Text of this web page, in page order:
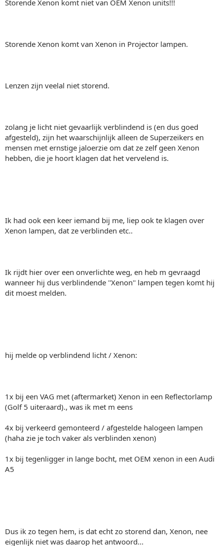
Storende Xenon komt niet van OEM Xenon units!!!
Storende Xenon komt van Xenon in Projector lampen.
Lenzen zijn veelal niet storend.
zolang je licht niet gevaarlijk verblindend is (en dus goed
afgesteld), zijn het waarschijnlijk alleen de Superzeikers en
mensen met ernstige jaloerzie om dat ze zelf geen Xenon
hebben, die je hoort klagen dat het vervelend is.
Ik had ook een keer iemand bij me, liep ook te klagen over
Xenon lampen, dat ze verblinden etc..
Ik rijdt hier over een onverlichte weg, en heb m gevraagd
wanneer hij dus verblindende ''Xenon'' lampen tegen komt hij
dit moest melden.
hij melde op verblindend licht / Xenon:
1x bij een VAG met (aftermarket) Xenon in een Reflectorlamp
(Golf 5 uiteraard)., was ik met m eens
4x bij verkeerd gemonteerd / afgestelde halogeen lampen
(haha zie je toch vaker als verblinden xenon)
1x bij tegenligger in lange bocht, met OEM xenon in een Audi
A5
Dus ik zo tegen hem, is dat echt zo storend dan, Xenon, nee
eigenlijk niet was daarop het antwoord...